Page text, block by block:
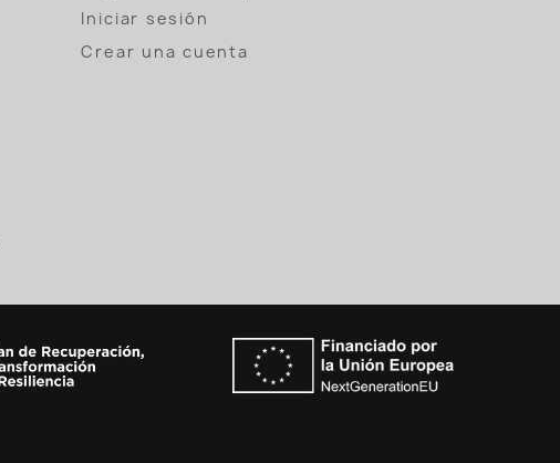
Iniciar sesión
Crear una cuenta